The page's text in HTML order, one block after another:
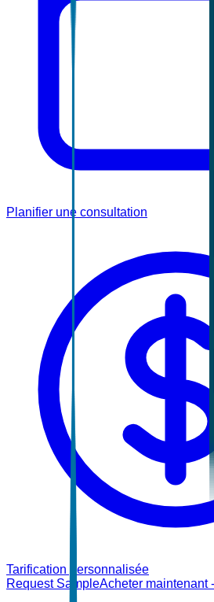
Planifier une consultation
Tarification personnalisée
Request SampleAcheter maintenant